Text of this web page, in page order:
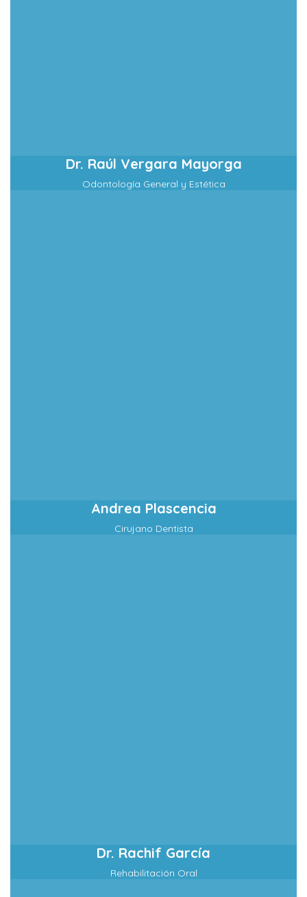
Dr. Raúl Vergara Mayorga
Odontología General y Estética
Andrea Plascencia
Cirujano Dentista
Dr. Rachif García
Rehabilitación Oral